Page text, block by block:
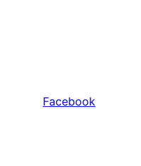
Facebook